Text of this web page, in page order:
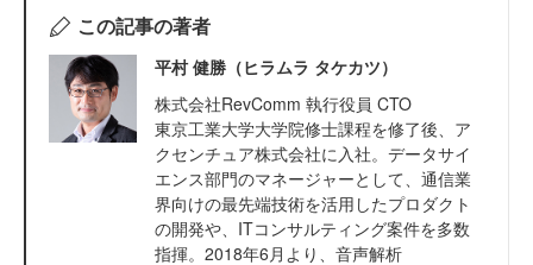
この記事の著者
平村 健勝（ヒラムラ タケカツ）
株式会社RevComm 執行役員 CTO
東京工業大学大学院修士課程を修了後、ア
クセンチュア株式会社に入社。データサイ
エンス部門のマネージャーとして、通信業
界向けの最先端技術を活用したプロダクト
の開発や、ITコンサルティング案件を多数
指揮。2018年6月より、音声解析